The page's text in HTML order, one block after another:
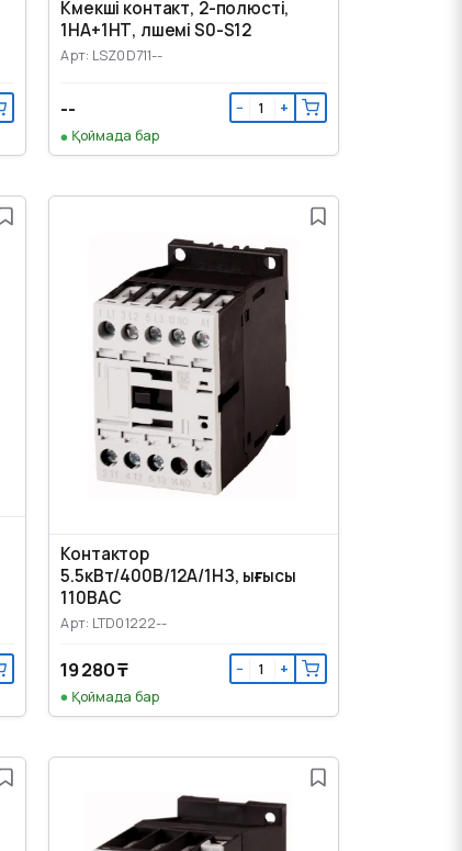
Көмекші контакт, 2-полюсті,
1НА+1НТ, өлшемі S0-S12
Арт: LSZ0D711--
-- − +
Қоймада бар
Контактор
5.5кВт/400В/12А/1НЗ, ығысы
110ВАС
Арт: LTD01222--
19 280 ₸ − +
Қоймада бар